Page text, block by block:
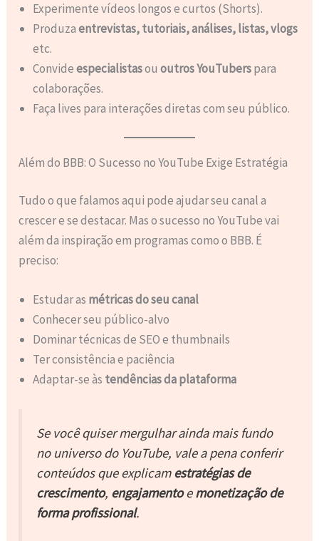
Experimente vídeos longos e curtos (Shorts).
Produzaentrevistas, tutoriais, análises, listas, vlogs
etc.
Convideespecialistasououtros YouTuberspara
colaborações.
Faça lives para interações diretas com seu público.
Além do BBB: O Sucesso no YouTube Exige Estratégia
Tudo o que falamos aqui pode ajudar seu canal a
crescer e se destacar. Mas o sucesso no YouTube vai
além da inspiração em programas como o BBB. É
preciso:
Estudar as métricas do seu canal
Conhecer seu público-alvo
Dominar técnicas de SEO e thumbnails
Ter consistência e paciência
Adaptar-se às tendências da plataforma
Se você quiser mergulhar ainda mais fundo
no universo do YouTube, vale a pena conferir
conteúdos que explicamestratégias de
crescimento, engajamentoemonetização de
forma profissional.